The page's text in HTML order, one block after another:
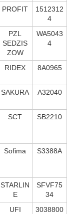
PROFIT
1512312
4
PZL
SEDZIS
ZOW
WA5043
4
RIDEX 8A0965
SAKURA A32040
SCT SB2210
Sofima S3388A
STARLIN
E
SFVF75
34
UFI 3038800